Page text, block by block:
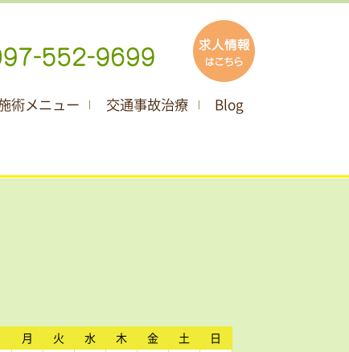
術メニュー 交通事故治療 Blog
月 火 水 木 金 土
日